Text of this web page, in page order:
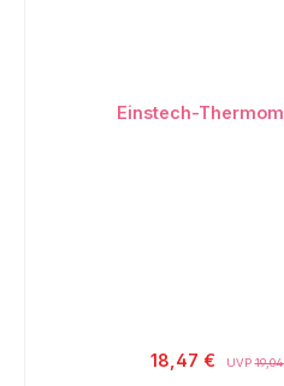
Einstech-
18,47 € UVP